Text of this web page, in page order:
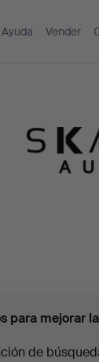
Ayuda Vender
para mejorar
de